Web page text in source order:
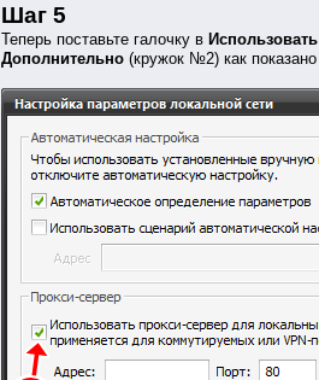
Шаг 5
Теперь поставьте галочку в
Дополнительно (кружок №2) как